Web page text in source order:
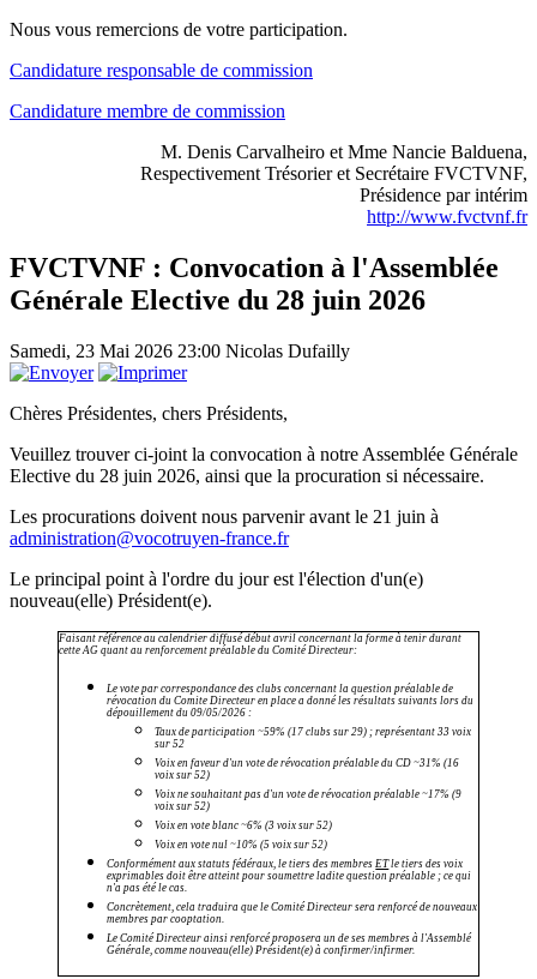
Nous vous remercions de votre participation.
Candidature responsable de commission
Candidature membre de commission
M. Denis Carvalheiro et Mme Nancie Balduena,
Respectivement Trésorier et Secrétaire FVCTVNF,
Présidence par intérim
http://www.fvctvnf.fr
FVCTVNF : Convocation à l'Assemblée
Générale Elective du 28 juin 2026
Samedi, 23 Mai 2026 23:00 Nicolas Dufailly
Chères Présidentes, chers Présidents,
Veuillez trouver ci-joint la convocation à notre Assemblée Générale
Elective du 28 juin 2026, ainsi que la procuration si nécessaire.
Les procurations doivent nous parvenir avant le 21 juin à
administration@vocotruyen-france.fr
Le principal point à l'ordre du jour est l'élection d'un(e)
nouveau(elle) Président(e).
Faisant référence au calendrier diffusé début avril concernant la forme à tenir durant
cette AG quant au renforcement préalable du Comité Directeur:
Le vote par correspondance des clubs concernant la question préalable de
révocation du Comite Directeur en place a donné les résultats suivants lors du
dépouillement du 09/05/2026 :
Taux de participation ~59% (17 clubs sur 29) ; représentant 33 voix
sur 52
Voix en faveur d'un vote de révocation préalable du CD ~31% (16
voix sur 52)
Voix ne souhaitant pas d'un vote de révocation préalable ~17% (9
voix sur 52)
Voix en vote blanc ~6% (3 voix sur 52)
Voix en vote nul ~10% (5 voix sur 52)
Conformément aux statuts fédéraux, le tiers des membresETle tiers des voix
exprimables doit être atteint pour soumettre ladite question préalable ; ce qui
n'a pas été le cas.
Concrètement, cela traduira que le Comité Directeur sera renforcé de nouveaux
membres par cooptation.
Le Comité Directeur ainsi renforcé proposera un de ses membres à l'Assemblé
Générale, comme nouveau(elle) Président(e) à confirmer/infirmer.